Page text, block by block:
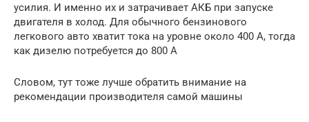
усилия. И именно их и затрачивает АКБ при запуске
двигателя в холод. Для обычного бензинового
легкового авто хватит тока на уровне около 400 А, тогда
как дизелю потребуется до 800 А
Словом, тут тоже лучше обратить внимание на
рекомендации производителя самой машины